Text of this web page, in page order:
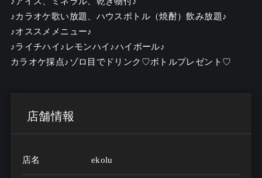
♪カラオケ歌い放題、ハウスボトル（焼酎）飲み放題♪
♪オススメメニュー♪
♪ライチハイ♪レモンハイ♪ハイボール♪
カラオケ採点♪ゾロ目でドリンク♡ボトルプレゼント♡
店舗情報
店名 ekolu